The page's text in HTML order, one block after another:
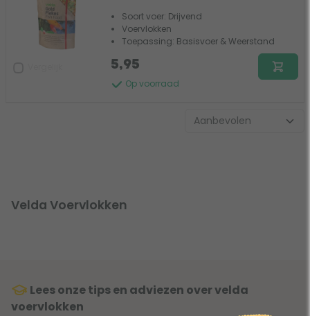
Soort voer: Drijvend
Voervlokken
Toepassing: Basisvoer & Weerstand
Op voorraad
5,95
Velda Voervlokken
Lees onze tips en adviezen over velda
voervlokken